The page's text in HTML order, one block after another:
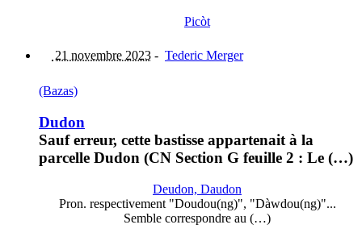
Picòt
21 novembre 2023 - Tederic Merger
(Bazas)
Dudon
Sauf erreur, cette bastisse appartenait à la
parcelle Dudon (CN Section G feuille 2 : Le (…)
Deudon, Daudon
Pron. respectivement "Doudou(ng)", "Dàwdou(ng)"...
Semble correspondre au (…)